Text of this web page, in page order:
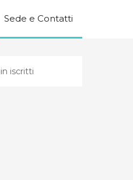
Sede e Contatti
iscritti